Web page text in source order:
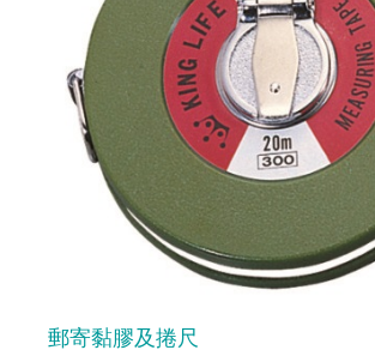
郵寄黏膠及捲尺